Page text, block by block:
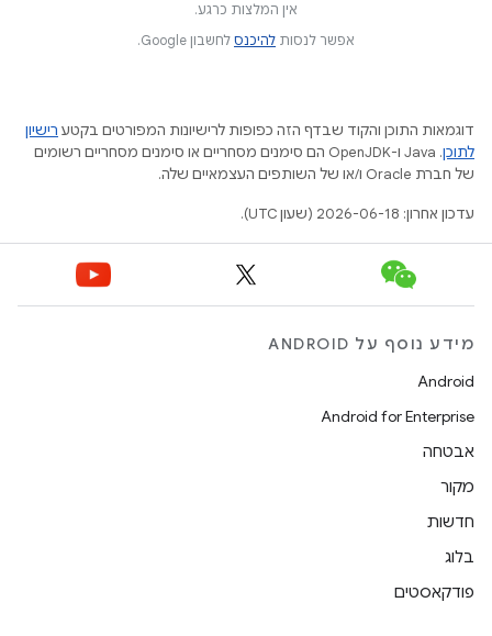
אין המלצות כרגע.
אפשר לנסות להיכנס לחשבון Google.
דוגמאות התוכן והקוד שבדף הזה כפופות לרישיונות המפורטים בקטע רישיון
לתוכן
.‏ Java ו-OpenJDK הם סימנים מסחריים או סימנים מסחריים רשומים
של חברת Oracle ו/או של השותפים העצמאיים שלה.
עדכון אחרון: 2026-06-18 (שעון UTC).
מידע נוסף על ANDROID
Android
Android for Enterprise
אבטחה
מקור
חדשות
בלוג
פודקאסטים